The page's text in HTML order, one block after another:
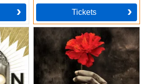
Tickets
Hadestown